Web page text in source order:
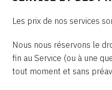
Les prix de nos services
Nous nous réservons le
fin au Service (ou à une
tout moment et sans